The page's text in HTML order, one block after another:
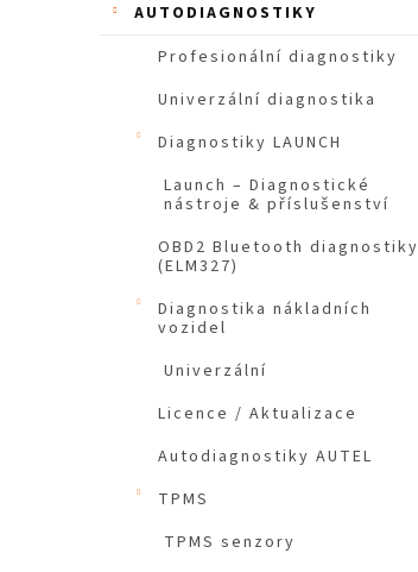
AUTODIAGNOSTIKY
Profesionální diagnostiky
Univerzální diagnostika
Diagnostiky LAUNCH
Launch – Diagnostické
nástroje & příslušenství
OBD2 Bluetooth diagnostiky
(ELM327)
Diagnostika nákladních
vozidel
Univerzální
Licence / Aktualizace
Autodiagnostiky AUTEL
TPMS
TPMS senzory